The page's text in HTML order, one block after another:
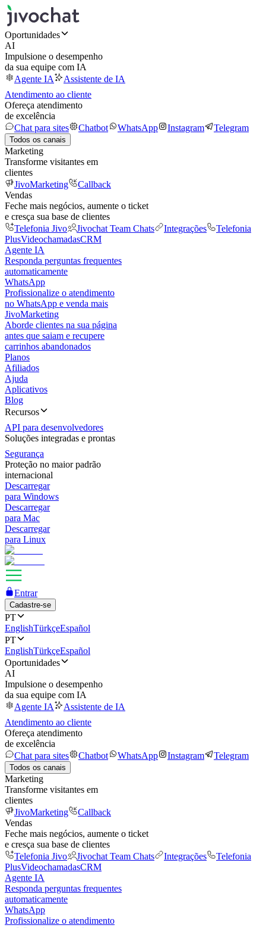
Oportunidades
AI
Impulsione o desempenho
da sua equipe com IA
Agente IA
Assistente de IA
Atendimento ao cliente
Ofereça atendimento
de excelência
Chat para sites
Chatbot WhatsApp Instagram Telegram
Todos os canais
Marketing
Transforme visitantes em
clientes
JivoMarketing
Callback
Vendas
Feche mais negócios, aumente o ticket
e cresça sua base de clientes
Telefonia Jivo
Jivochat Team Chats Integrações
Telefonia
PlusVideochamadasCRM
Agente IA
Responda perguntas frequentes
automaticamente
WhatsApp
Profissionalize o atendimento
no WhatsApp e venda mais
JivoMarketing
Aborde clientes na sua página
antes que saiam e recupere
carrinhos abandonados
Planos
Afiliados
Ajuda
Aplicativos
Blog
Recursos
API para desenvolvedores
Soluções integradas e prontas
Segurança
Proteção no maior padrão
internacional
Descarregar
para Windows
Descarregar
para Mac
Descarregar
para Linux
Entrar
Cadastre-se
PT
EnglishTürkçeEspañol
PT
EnglishTürkçeEspañol
Oportunidades
AI
Impulsione o desempenho
da sua equipe com IA
Agente IA
Assistente de IA
Atendimento ao cliente
Ofereça atendimento
de excelência
Chat para sites
Chatbot WhatsApp Instagram Telegram
Todos os canais
Marketing
Transforme visitantes em
clientes
JivoMarketing
Callback
Vendas
Feche mais negócios, aumente o ticket
e cresça sua base de clientes
Telefonia Jivo
Jivochat Team Chats Integrações
Telefonia
PlusVideochamadasCRM
Agente IA
Responda perguntas frequentes
automaticamente
WhatsApp
Profissionalize o atendimento